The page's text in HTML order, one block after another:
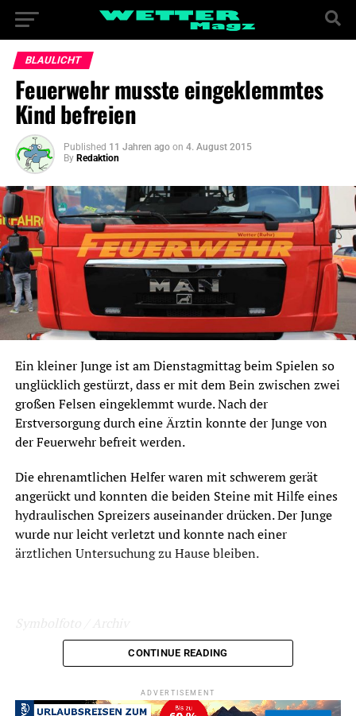
BLAULICHT
Feuerwehr musste eingeklemmtes
Kind befreien
Published 11 Jahren ago on 4. August 2015
By Redaktion
Ein kleiner Junge ist am Dienstagmittag beim Spielen so
unglücklich gestürzt, dass er mit dem Bein zwischen zwei
großen Felsen eingeklemmt wurde. Nach der
Erstversorgung durch eine Ärztin konnte der Junge von
der Feuerwehr befreit werden.
Die ehrenamtlichen Helfer waren mit schwerem gerät
angerückt und konnten die beiden Steine mit Hilfe eines
hydraulischen Spreizers auseinander drücken. Der Junge
wurde nur leicht verletzt und konnte nach einer
ärztlichen Untersuchung zu Hause bleiben.
Symbolfoto / Archiv
ADVERTISEMENT
CONTINUE READING
ADVERTISEMENT